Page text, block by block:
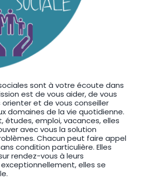
sont à votre écoute dans
est de vous aider, de vous
orienter et de vous conseiller
domaines de la vie quotidienne.
études, emploi, vacances, elles
avec vous la solution
Chacun peut faire appel
condition particulière. Elles
rendez-vous à leurs
elles se